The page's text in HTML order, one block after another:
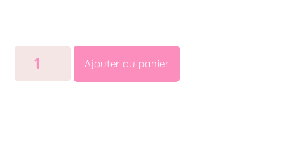
Ajouter au panier